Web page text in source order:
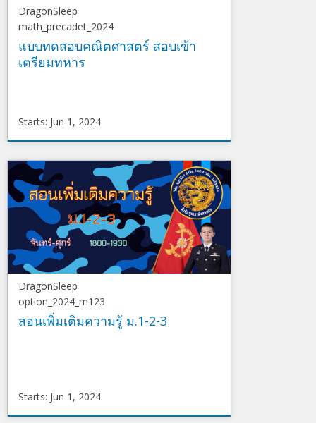
DragonSleep
math_precadet_2024
แบบทดสอบคณิตศาสตร์ สอบเข้า
เตรียมทหาร
Starts: Jun 1, 2024
math_precadet_2024
Starts Jun
1,
2024
DragonSleep
option_2024_m123
สอนเพิ่มเติมความรู้ ม.1-2-3
Starts: Jun 1, 2024